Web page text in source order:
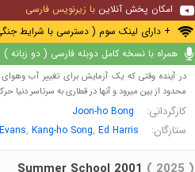
امکان پخش آنلاین با زیرنویس فارسی
+ دارای لینک سوم ( دسترسی با شرایط
همراه با نسخه کامل دوبله فارسی ( دو زبانه )
در آینده وقتی که یک آزمایش برای تغییر آب
محدود از بین میرود و آنها در قطاری به سرتاسر دنیا
کارگردانی: Joon-ho Bong
ستارگان: , Kang-ho Song, Ed Harris